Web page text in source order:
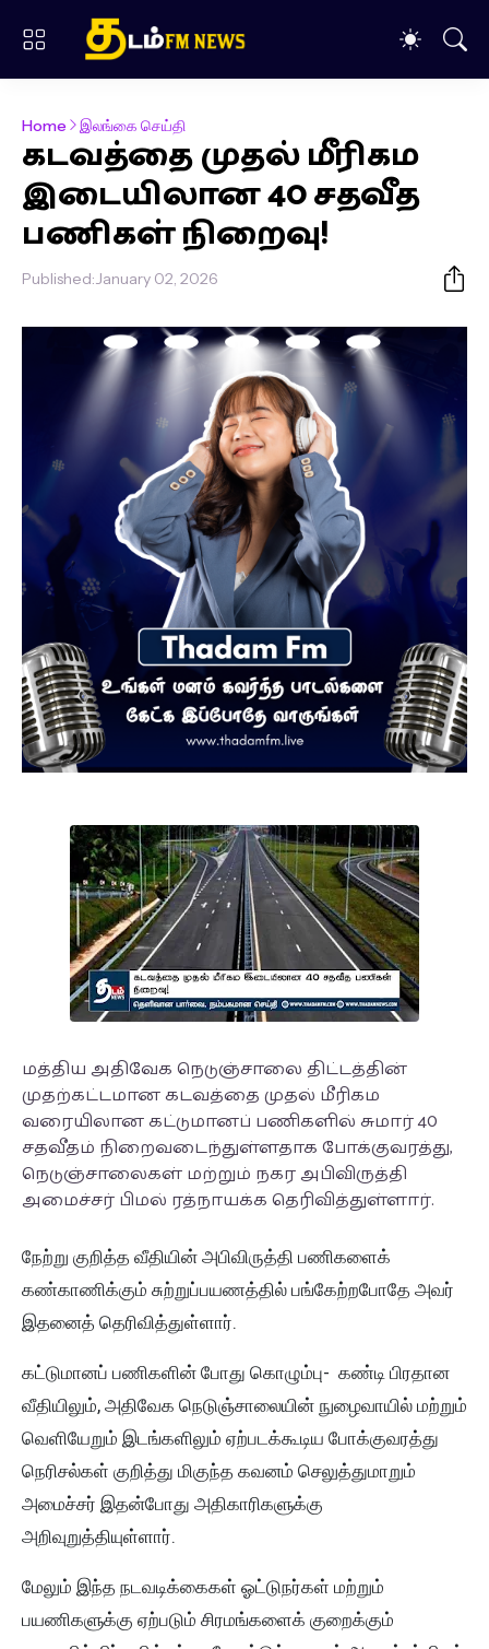
Home இலங்கை செய்தி
கடவத்தை முதல் மீரிகம
இடையிலான 40 சதவீத
பணிகள் நிறைவு!
Published:January 02, 2026
மத்திய அதிவேக நெடுஞ்சாலை திட்டத்தின்
முதற்கட்டமான கடவத்தை முதல் மீரிகம
வரையிலான கட்டுமானப் பணிகளில் சுமார் 40
சதவீதம் நிறைவடைந்துள்ளதாக போக்குவரத்து,
நெடுஞ்சாலைகள் மற்றும் நகர அபிவிருத்தி
அமைச்சர் பிமல் ரத்நாயக்க தெரிவித்துள்ளார்.
நேற்று குறித்த வீதியின் அபிவிருத்தி பணிகளைக்
கண்காணிக்கும் சுற்றுப்பயணத்தில் பங்கேற்றபோதே அவர்
இதனைத் தெரிவித்துள்ளார்.
கட்டுமானப் பணிகளின் போது கொழும்பு- கண்டி பிரதான
வீதியிலும், அதிவேக நெடுஞ்சாலையின் நுழைவாயில் மற்றும்
வெளியேறும் இடங்களிலும் ஏற்படக்கூடிய போக்குவரத்து
நெரிசல்கள் குறித்து மிகுந்த கவனம் செலுத்துமாறும்
அமைச்சர் இதன்போது அதிகாரிகளுக்கு
அறிவுறுத்தியுள்ளார்.
மேலும் இந்த நடவடிக்கைகள் ஓட்டுநர்கள் மற்றும்
பயணிகளுக்கு ஏற்படும் சிரமங்களைக் குறைக்கும்